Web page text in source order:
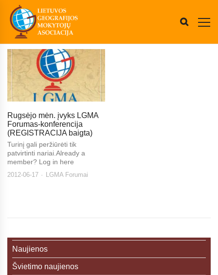
Rugsėjo mėn. įvyks LGMA
Forumas-konferencija
(REGISTRACIJA baigta)
Turinį gali peržiūrėti tik
patvirtinti nariai.Already a
member? Log in here
2012-06-17 LGMA Forumai
Naujienos
Švietimo naujienos